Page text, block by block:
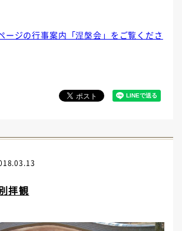
ージの行事案内「涅槃会」をご覧くださ
拝観